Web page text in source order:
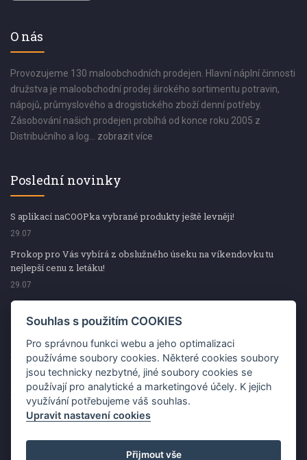
O nás
Provozujeme 130 maloobchodních prodejen. Hlavní náplní činnosti
družstva je maloobchodní prodej širokého sortimentu potravin,
nápojů, průmyslového a drogistického zboží denní potřeby.
Zásobování našich prodejen probíhá od konce roku 2005 z
Distribučního a log... zobrazit více
Poslední novinky
S aplikací naCOOPka vybrané produkty ještě levněji!
29.07
Prokop pro Vás vybírá z obslužného úseku na víkendovku tu
nejlepší cenu z letáku!
29.07
Prokop pro Vás vybírá z obslužného úseku na víkendovku tu
nejlepší cenu z letáku!
Kup špekáčky od Váhaly a vyhraj s naCOOPkou sekerku Fiskars
29.07
Prokop pro Vás vybírá na víkendovku ty nejlepší ceny z letáku!
29.07
Souhlas s použitím COOKIES
Pro správnou funkci webu a jeho optimalizaci
používáme soubory cookies. Některé cookies soubory
jsou technicky nezbytné, jiné soubory cookies se
používají pro analytické a marketingové účely. K jejich
využívání potřebujeme váš souhlas.
Upravit nastavení cookies
Přijmout vše